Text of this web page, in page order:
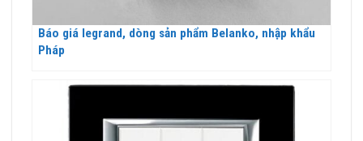
Báo giá legrand, dòng sản phẩm Belanko, nhập khẩu
Pháp